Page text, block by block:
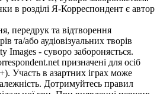
в розділі Я-Корреспондент є автор
передрук та відтворення
та/або аудіовізуальних творів
Images - суворо забороняється.
призначені для осіб
Участь в азартних іграх може
Дотримуйтесь правил